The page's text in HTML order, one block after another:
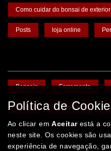
Como cuidar do bonsai de exterior
Posts loja online
Bonsais Ferramenta
Vasos Promoções
Política de
Ao clicar emAceitarestá a
neste site. Os cookies são
experiência de navegação,